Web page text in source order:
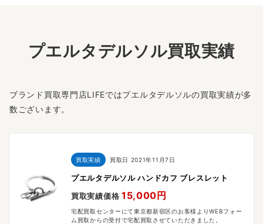
プエルタデルソル買取実績
ブランド買取専門店LIFEではプエルタデルソルの買取実績が多
数ございます。
買取実績 買取日 2021年11月7日
プエルタデルソル ハンドカフ ブレスレット
買取実績価格 15,000円
宅配買取センターにて東京都新宿区のお客様よりWEBフォー
ム買取からの受付で宅配買取させていただきました。